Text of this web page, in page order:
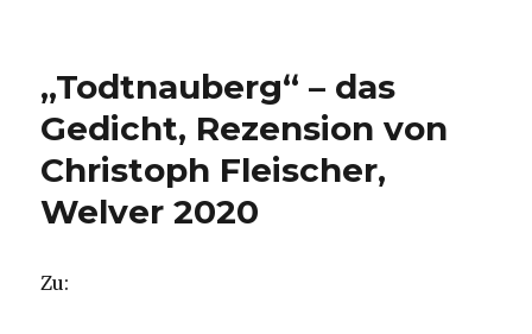
„Todtnauberg“ – das
Gedicht, Rezension von
Christoph Fleischer,
Welver 2020
Zu: